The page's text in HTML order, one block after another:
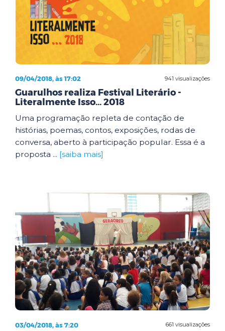
941 visualizações
09/04/2018, às 17:02
Guarulhos realiza Festival Literário -
Literalmente Isso... 2018
Uma programação repleta de contação de
histórias, poemas, contos, exposições, rodas de
conversa, aberto à participação popular. Essa é a
proposta ... [saiba mais]
661 visualizações
03/04/2018, às 7:20